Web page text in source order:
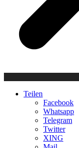
Teilen
Facebook
Whatsapp
Telegram
Twitter
XING